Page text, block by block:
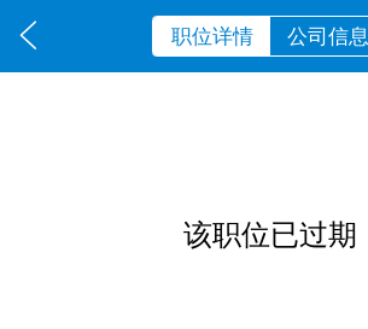
职位详情 公司信息
该职位已过期